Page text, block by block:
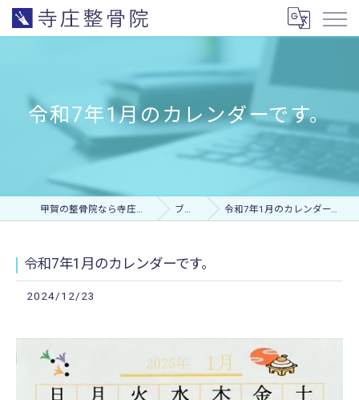
令和7年1月のカレンダーです。
甲賀の整骨院なら寺庄整骨院 ブログ 令和7年1月のカレンダーです。
令和7年1月のカレンダーです。
2024/12/23